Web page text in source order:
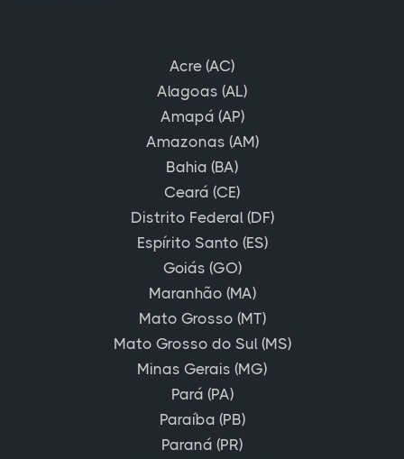
Acre (AC)
Alagoas (AL)
Amapá (AP)
Amazonas (AM)
Bahia (BA)
Ceará (CE)
Distrito Federal (DF)
Espírito Santo (ES)
Goiás (GO)
Maranhão (MA)
Mato Grosso (MT)
Mato Grosso do Sul (MS)
Minas Gerais (MG)
Pará (PA)
Paraíba (PB)
Paraná (PR)